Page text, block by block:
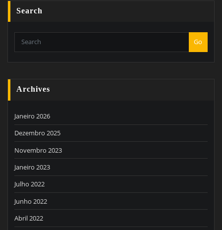
Search
Go
Archives
Janeiro 2026
Dezembro 2025
Novembro 2023
Janeiro 2023
Julho 2022
Junho 2022
Abril 2022